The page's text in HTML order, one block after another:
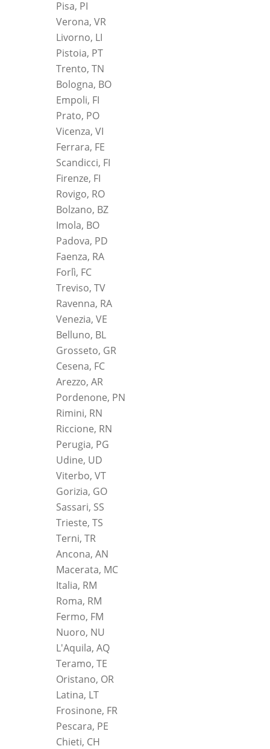
Pisa, PI
Verona, VR
Livorno, LI
Pistoia, PT
Trento, TN
Bologna, BO
Empoli, FI
Prato, PO
Vicenza, VI
Ferrara, FE
Scandicci, FI
Firenze, FI
Rovigo, RO
Bolzano, BZ
Imola, BO
Padova, PD
Faenza, RA
Forlì, FC
Treviso, TV
Ravenna, RA
Venezia, VE
Belluno, BL
Grosseto, GR
Cesena, FC
Arezzo, AR
Pordenone, PN
Rimini, RN
Riccione, RN
Perugia, PG
Udine, UD
Viterbo, VT
Gorizia, GO
Sassari, SS
Trieste, TS
Terni, TR
Ancona, AN
Macerata, MC
Italia, RM
Roma, RM
Fermo, FM
Nuoro, NU
L'Aquila, AQ
Teramo, TE
Oristano, OR
Latina, LT
Frosinone, FR
Pescara, PE
Chieti, CH